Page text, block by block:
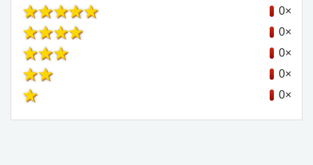
0×
0×
0×
0×
0×